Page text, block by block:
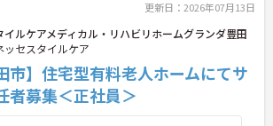
更新日：2026年07月13日
ルケアメディカル・リハビリホームグランダ豊田
ッセスタイルケア
市】住宅型有料老人ホームにてサ
者募集＜正社員＞